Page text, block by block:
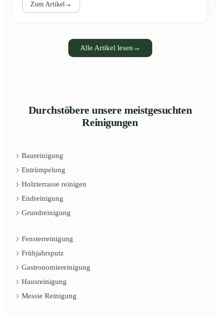
Zum Artikel→
Alle Artikel lesen →
Durchstöbere unsere meistgesuchten
Reinigungen
Baureinigung
Entrümpelung
Holzterrasse reinigen
Endreinigung
Grundreinigung
Fensterreinigung
Frühjahrsputz
Gastronomiereinigung
Hausreinigung
Messie Reinigung